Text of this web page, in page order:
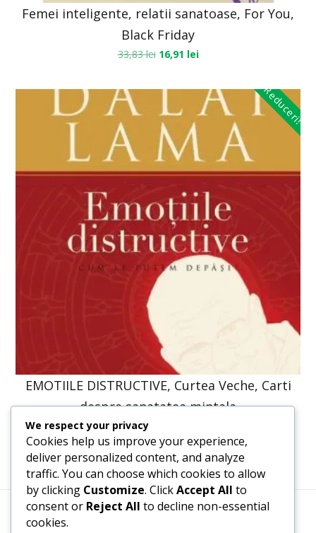
Femei inteligente, relatii sanatoase, For You,
Black Friday
33,83lei 16,91 lei
Reduceri!
EMOTIILE DISTRUCTIVE, Curtea Veche, Carti
despre sanatatea mintala
61,31lei
Termeni, Condiții & Protecția Datelor (GDPR)
We respect your privacy
Cookies help us improve your experience,
deliver personalized content, and analyze
traffic. You can choose which cookies to allow
by clicking Customize. ClickAccept All to
consent or Reject All to decline non-essential
cookies.